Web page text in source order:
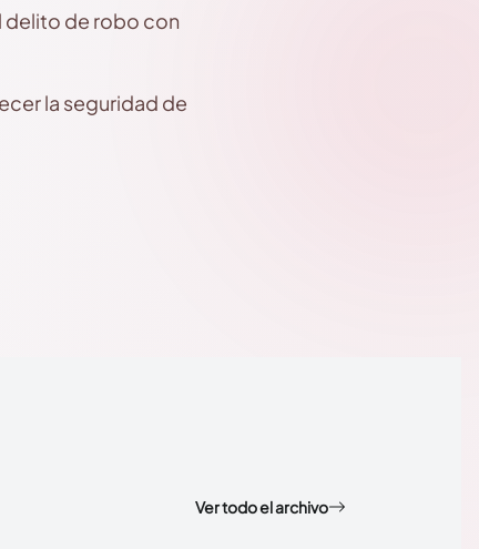
delito de robo con
la seguridad de
Ver todo el archivo